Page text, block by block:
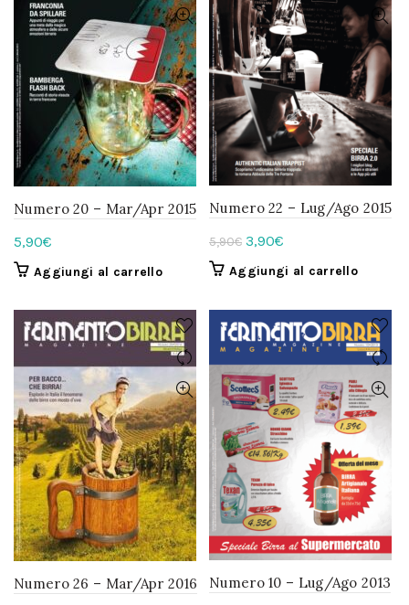
Numero 20 – Mar/Apr 2015
5,90€
Aggiungi al carrello
Numero 22 – Lug/Ago 2015
5,90€ Il
prezzo
era:
5,90€.
3,90€
prezzo
è:
3,90€.
Aggiungi al carrello
Numero 26 – Mar/Apr 2016
Numero 10 – Lug/Ago 2013